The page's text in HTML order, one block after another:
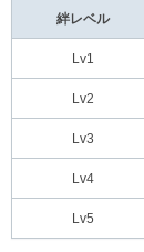
絆レベル
Lv1
Lv2
Lv3
Lv4
Lv5